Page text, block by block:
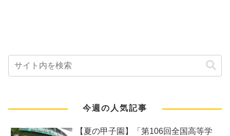
今週の人気記事
【夏の甲子園】「第106回全国高等学